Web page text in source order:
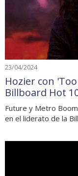
23/04/2024
Hozier con
Billboard Hot
Future y Metro
en el liderato de la